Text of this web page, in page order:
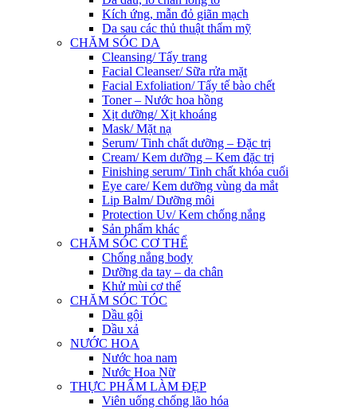
Kích ứng, mẫn đỏ giãn mạch
Da sau các thủ thuật thẩm mỹ
CHĂM SÓC DA
Cleansing/ Tẩy trang
Facial Cleanser/ Sữa rửa mặt
Facial Exfoliation/ Tẩy tế bào chết
Toner – Nước hoa hồng
Xịt dưỡng/ Xịt khoáng
Mask/ Mặt nạ
Serum/ Tinh chất dưỡng – Đặc trị
Cream/ Kem dưỡng – Kem đặc trị
Finishing serum/ Tinh chất khóa cuối
Eye care/ Kem dưỡng vùng da mắt
Lip Balm/ Dưỡng môi
Protection Uv/ Kem chống nắng
Sản phẩm khác
CHĂM SÓC CƠ THỂ
Chống nắng body
Dưỡng da tay – da chân
Khử mùi cơ thể
CHĂM SÓC TÓC
Dầu gội
Dầu xả
NƯỚC HOA
Nước hoa nam
Nước Hoa Nữ
THỰC PHẨM LÀM ĐẸP
Viên uống chống lão hóa